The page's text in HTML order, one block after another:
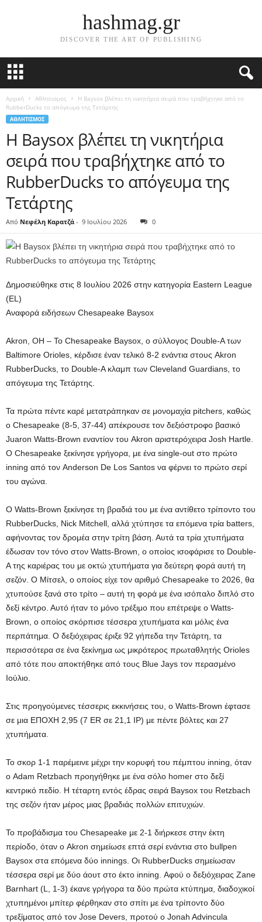
hashmag.gr
DISCOVER THE ART OF PUBLISHING
Αρχική Αθλητισμος
Η Baysox βλέπει τη νικητήρια σειρά που τραβήχτηκε από το
RubberDucks το απόγευμα της Τετάρτης
ΑΘΛΗΤΙΣΜΟΣ
Η Baysox βλέπει τη νικητήρια
σειρά που τραβήχτηκε από το
RubberDucks το απόγευμα της
Τετάρτης
Από Νεφέλη Καρατζά - 9 Ιουλίου 2026 0
Δημοσιεύθηκε στις 8 Ιουλίου 2026 στην κατηγορία Eastern League
(EL)
Αναφορά ειδήσεων Chesapeake Baysox
Akron, OH – Το Chesapeake Baysox, ο σύλλογος Double-A των
Baltimore Orioles, κέρδισε έναν τελικό 8-2 ενάντια στους Akron
RubberDucks, το Double-A κλαμπ των Cleveland Guardians, το
απόγευμα της Τετάρτης.
Τα πρώτα πέντε καρέ μετατράπηκαν σε μονομαχία pitchers, καθώς
ο Chesapeake (8-5, 37-44) απέκρουσε τον δεξιόστροφο βασικό
Juaron Watts-Brown εναντίον του Akron αριστερόχειρα Josh Hartle.
Ο Chesapeake ξεκίνησε γρήγορα, με ένα single-out στο πρώτο
inning από τον Anderson De Los Santos να φέρνει το πρώτο σερί
του αγώνα.
Ο Watts-Brown ξεκίνησε τη βραδιά του με ένα αντίθετο τρίποντο του
RubberDucks, Nick Mitchell, αλλά χτύπησε τα επόμενα τρία batters,
αφήνοντας τον δρομέα στην τρίτη βάση. Αυτά τα τρία χτυπήματα
έδωσαν τον τόνο στον Watts-Brown, ο οποίος ισοφάρισε το Double-
A της καριέρας του με οκτώ χτυπήματα για δεύτερη φορά αυτή τη
σεζόν. Ο Μίτσελ, ο οποίος είχε τον αριθμό Chesapeake το 2026, θα
χτυπούσε ξανά στο τρίτο – αυτή τη φορά με ένα ισόπαλο διπλό στο
δεξί κέντρο. Αυτό ήταν το μόνο τρέξιμο που επέτρεψε ο Watts-
Brown, ο οποίος σκόρπισε τέσσερα χτυπήματα και μόλις ένα
περπάτημα. Ο δεξιόχειρας έριξε 92 γήπεδα την Τετάρτη, τα
περισσότερα σε ένα ξεκίνημα ως μικρότερος πρωταθλητής Orioles
από τότε που αποκτήθηκε από τους Blue Jays τον περασμένο
Ιούλιο.
Στις προηγούμενες τέσσερις εκκινήσεις του, ο Watts-Brown έφτασε
σε μια ΕΠΟΧΗ 2,95 (7 ER σε 21,1 IP) με πέντε βόλτες και 27
χτυπήματα.
Το σκορ 1-1 παρέμεινε μέχρι την κορυφή του πέμπτου inning, όταν
ο Adam Retzbach προηγήθηκε με ένα σόλο homer στο δεξί
κεντρικό πεδίο. Η τέταρτη εντός έδρας σειρά Baysox του Retzbach
της σεζόν ήταν μέρος μιας βραδιάς πολλών επιτυχιών.
Το προβάδισμα του Chesapeake με 2-1 διήρκεσε στην έκτη
περίοδο, όταν ο Akron σημείωσε επτά σερί ενάντια στο bullpen
Baysox στα επόμενα δύο innings. Οι RubberDucks σημείωσαν
τέσσερα σερί με δύο άουτ στο έκτο inning. Αφού ο δεξιόχειρας Zane
Barnhart (L, 1-3) έκανε γρήγορα τα δύο πρώτα κτύπημα, διαδοχικοί
χτυπημένοι μπίτερ φέρθηκαν στο σπίτι με ένα τρίποντο δύο
τρεξίματος από τον Jose Devers, προτού ο Jonah Advincula